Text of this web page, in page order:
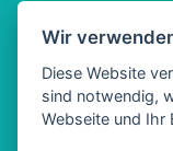
AGB
Wir
Diese Website
sind notwendig,
Webseite und